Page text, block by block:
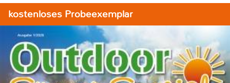
kostenloses Probeexemplar